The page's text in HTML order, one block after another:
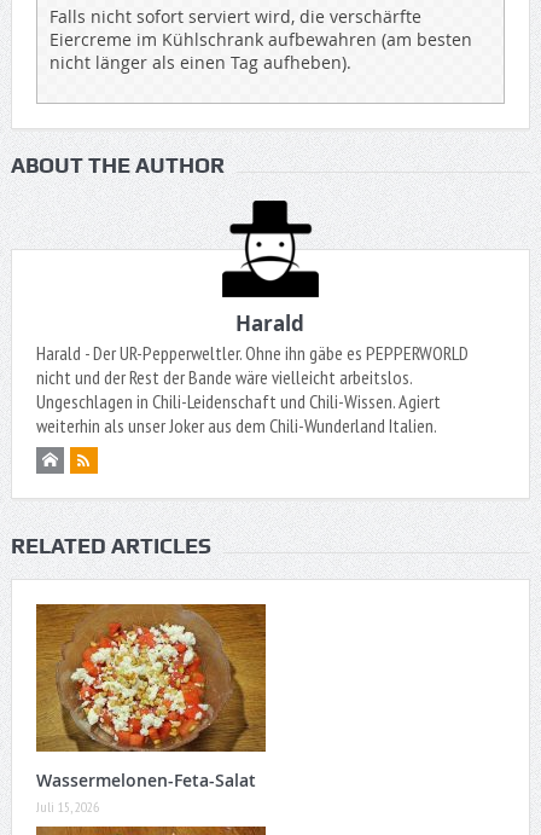
Falls nicht sofort serviert wird, die verschärfte
Eiercreme im Kühlschrank aufbewahren (am besten
nicht länger als einen Tag aufheben).
ABOUT THE AUTHOR
Harald
Harald - Der UR-Pepperweltler. Ohne ihn gäbe es PEPPERWORLD
nicht und der Rest der Bande wäre vielleicht arbeitslos.
Ungeschlagen in Chili-Leidenschaft und Chili-Wissen. Agiert
weiterhin als unser Joker aus dem Chili-Wunderland Italien.
RELATED ARTICLES
Wassermelonen-Feta-Salat
Juli 15, 2026